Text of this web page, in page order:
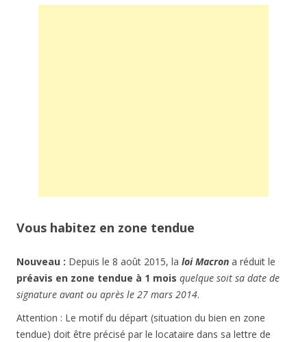
Vous habitez en zone tendue
Nouveau : Depuis le 8 août 2015, la loi Macron a réduit le
préavis en zone tendue à 1 mois quelque soit sa date de
signature avant ou après le 27 mars 2014.
Attention : Le motif du départ (situation du bien en zone
tendue) doit être précisé par le locataire dans sa lettre de